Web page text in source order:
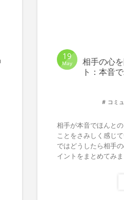
19
May
相手の心
ト：本音
コミ
相手が本音でほんと
ことをさみしく感じ
ではどうしたら相手
イントをまとめてみま